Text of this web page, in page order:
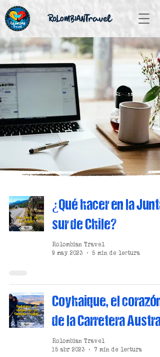
¿Qué hacer en la Junta,
sur de Chile?
Rolombian Travel
9 may 2023
5 min de lectura
Coyhaique, el corazón
de la Carretera Austral
Rolombian Travel
15 abr 2023
7 min de lectura